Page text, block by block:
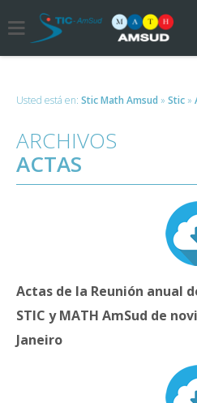
Usted está en: Stic Math Amsud » Stic »
ARCHIVOS
ACTAS
Actas de la Reunión anual
STIC y MATH AmSud de
Janeiro